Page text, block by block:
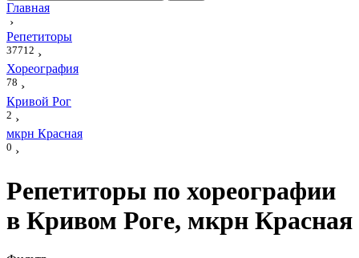
Главная
›
Репетиторы
37712 ›
Хореография
78 ›
Кривой Рог
2 ›
мкрн Красная
0 ›
Репетиторы по хореографии
в Кривом Роге, мкрн Красная